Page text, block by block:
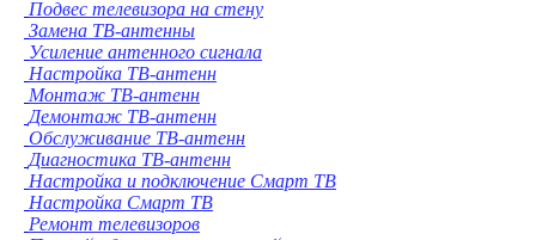
Подвес телевизора на стену
Замена ТВ-антенны
Усиление антенного сигнала
Настройка ТВ-антенн
Монтаж ТВ-антенн
Демонтаж ТВ-антенн
Обслуживание ТВ-антенн
Диагностика ТВ-антенн
Настройка и подключение Смарт ТВ
Настройка Смарт ТВ
Ремонт телевизоров